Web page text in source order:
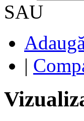
SAU
|